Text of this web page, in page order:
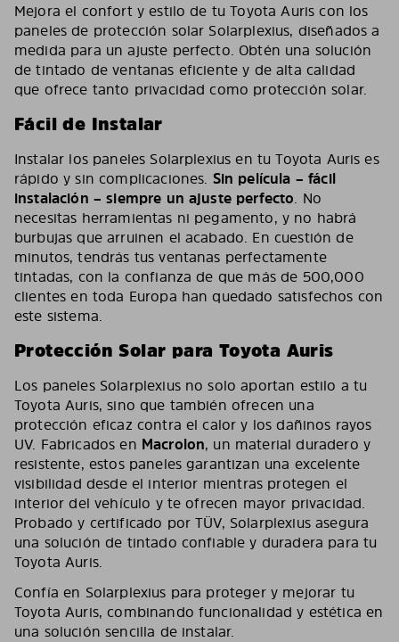
Mejora el confort y estilo de tu Toyota Auris con los
paneles de protección solar Solarplexius, diseñados a
medida para un ajuste perfecto. Obtén una solución
de tintado de ventanas eficiente y de alta calidad
que ofrece tanto privacidad como protección solar.
Fácil de Instalar
Instalar los paneles Solarplexius en tu Toyota Auris es
rápido y sin complicaciones. Sin película – fácil
instalación – siempre un ajuste perfecto. No
necesitas herramientas ni pegamento, y no habrá
burbujas que arruinen el acabado. En cuestión de
minutos, tendrás tus ventanas perfectamente
tintadas, con la confianza de que más de 500,000
clientes en toda Europa han quedado satisfechos con
este sistema.
Protección Solar para Toyota Auris
Los paneles Solarplexius no solo aportan estilo a tu
Toyota Auris, sino que también ofrecen una
protección eficaz contra el calor y los dañinos rayos
UV. Fabricados en Macrolon, un material duradero y
resistente, estos paneles garantizan una excelente
visibilidad desde el interior mientras protegen el
interior del vehículo y te ofrecen mayor privacidad.
Probado y certificado por TÜV, Solarplexius asegura
una solución de tintado confiable y duradera para tu
Toyota Auris.
Confía en Solarplexius para proteger y mejorar tu
Toyota Auris, combinando funcionalidad y estética en
una solución sencilla de instalar.